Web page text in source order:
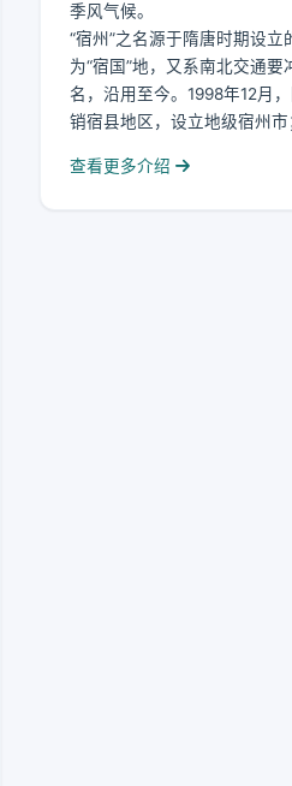
季风气候。
“宿州”之名源于隋唐时期设立
为“宿国”地，又系南北交通要
名，沿用至今。1998年12月
销宿县地区，设立地级宿州
查看更多介绍